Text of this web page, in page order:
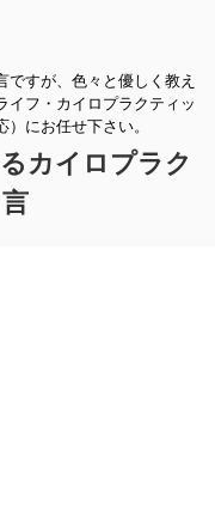
すが、色々と優しく教え
イフ・カイロプラクティッ
にお任せ下さい。
カイロプラク